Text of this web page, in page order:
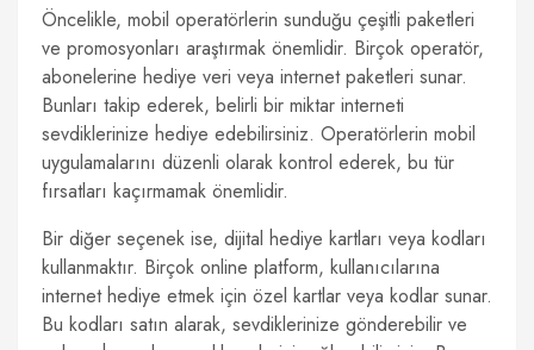
Öncelikle, mobil operatörlerin sunduğu çeşitli paketleri
ve promosyonları araştırmak önemlidir. Birçok operatör,
abonelerine hediye veri veya internet paketleri sunar.
Bunları takip ederek, belirli bir miktar interneti
sevdiklerinize hediye edebilirsiniz. Operatörlerin mobil
uygulamalarını düzenli olarak kontrol ederek, bu tür
fırsatları kaçırmamak önemlidir.
Bir diğer seçenek ise, dijital hediye kartları veya kodları
kullanmaktır. Birçok online platform, kullanıcılarına
internet hediye etmek için özel kartlar veya kodlar sunar.
Bu kodları satın alarak, sevdiklerinize gönderebilir ve